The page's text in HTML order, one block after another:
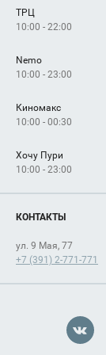
Как добраться
ТРЦ
10:00 - 22:00
Nemo
10:00 - 23:00
Киномакс
10:00 - 00:30
Хочу Пури
10:00 - 23:00
КОНТАКТЫ
ул. 9 Мая, 77
+7 (391) 2-771-771